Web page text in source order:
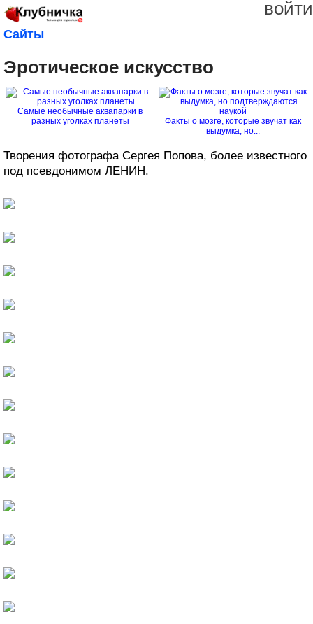
войти
Сайты
Эротическое искусство
Самые необычные аквапарки в
разных уголках планеты
Факты о мозге, которые звучат как
выдумка, но...
Творения фотографа Сергея Попова, более известного
под псевдонимом ЛЕНИН.